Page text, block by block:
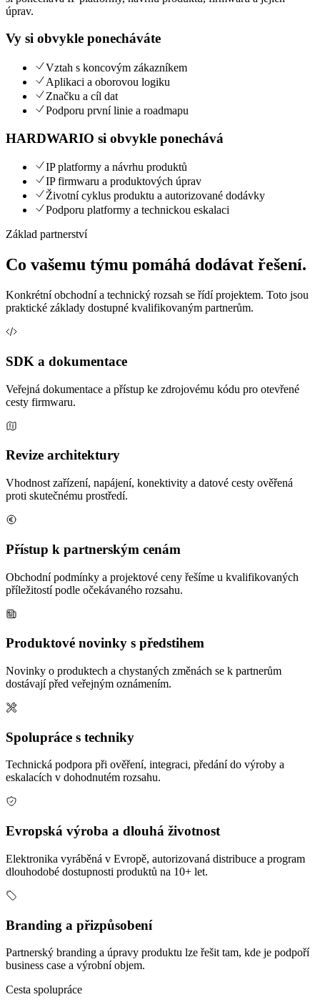
úprav.
Vy si obvykle ponecháváte
Vztah s koncovým zákazníkem
Aplikaci a oborovou logiku
Značku a cíl dat
Podporu první linie a roadmapu
HARDWARIO si obvykle ponechává
IP platformy a návrhu produktů
IP firmwaru a produktových úprav
Životní cyklus produktu a autorizované dodávky
Podporu platformy a technickou eskalaci
Základ partnerství
Co vašemu týmu pomáhá dodávat řešení.
Konkrétní obchodní a technický rozsah se řídí projektem. Toto jsou
praktické základy dostupné kvalifikovaným partnerům.
SDK a dokumentace
Veřejná dokumentace a přístup ke zdrojovému kódu pro otevřené
cesty firmwaru.
Revize architektury
Vhodnost zařízení, napájení, konektivity a datové cesty ověřená
proti skutečnému prostředí.
Přístup k partnerským cenám
Obchodní podmínky a projektové ceny řešíme u kvalifikovaných
příležitostí podle očekávaného rozsahu.
Produktové novinky s předstihem
Novinky o produktech a chystaných změnách se k partnerům
dostávají před veřejným oznámením.
Spolupráce s techniky
Technická podpora při ověření, integraci, předání do výroby a
eskalacích v dohodnutém rozsahu.
Evropská výroba a dlouhá životnost
Elektronika vyráběná v Evropě, autorizovaná distribuce a program
dlouhodobé dostupnosti produktů na 10+ let.
Branding a přizpůsobení
Partnerský branding a úpravy produktu lze řešit tam, kde je podpoří
business case a výrobní objem.
Cesta spolupráce